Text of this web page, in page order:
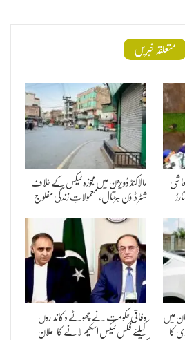
متعلقہ خبریں
مالاکنڈ ڈویژن میں مجوزہ ٹیکس کے خلاف
شٹر ڈاؤن ہڑتال، معمولاتِ زندگی مفلوج
میں
کا
وفاقی حکومت نے چھوٹے دکانداروں
کیلئے فکس ٹیکس اسکیم لانے کا اعلان